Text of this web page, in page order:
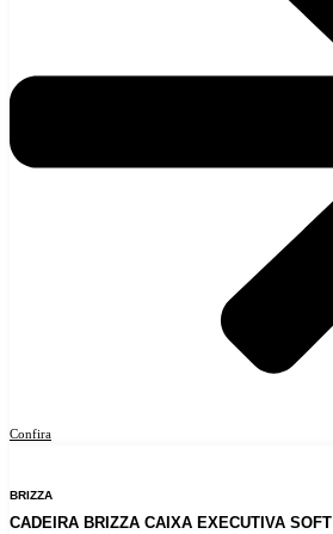
Confira
BRIZZA
CADEIRA BRIZZA CAIXA EXECUTIVA SOFT